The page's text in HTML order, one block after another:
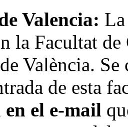
Valencia:
la Facultat
València. Se
de esta
el e-mail